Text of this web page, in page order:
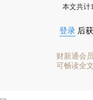
本文共计
登录 后
财新通会员
可畅读全文